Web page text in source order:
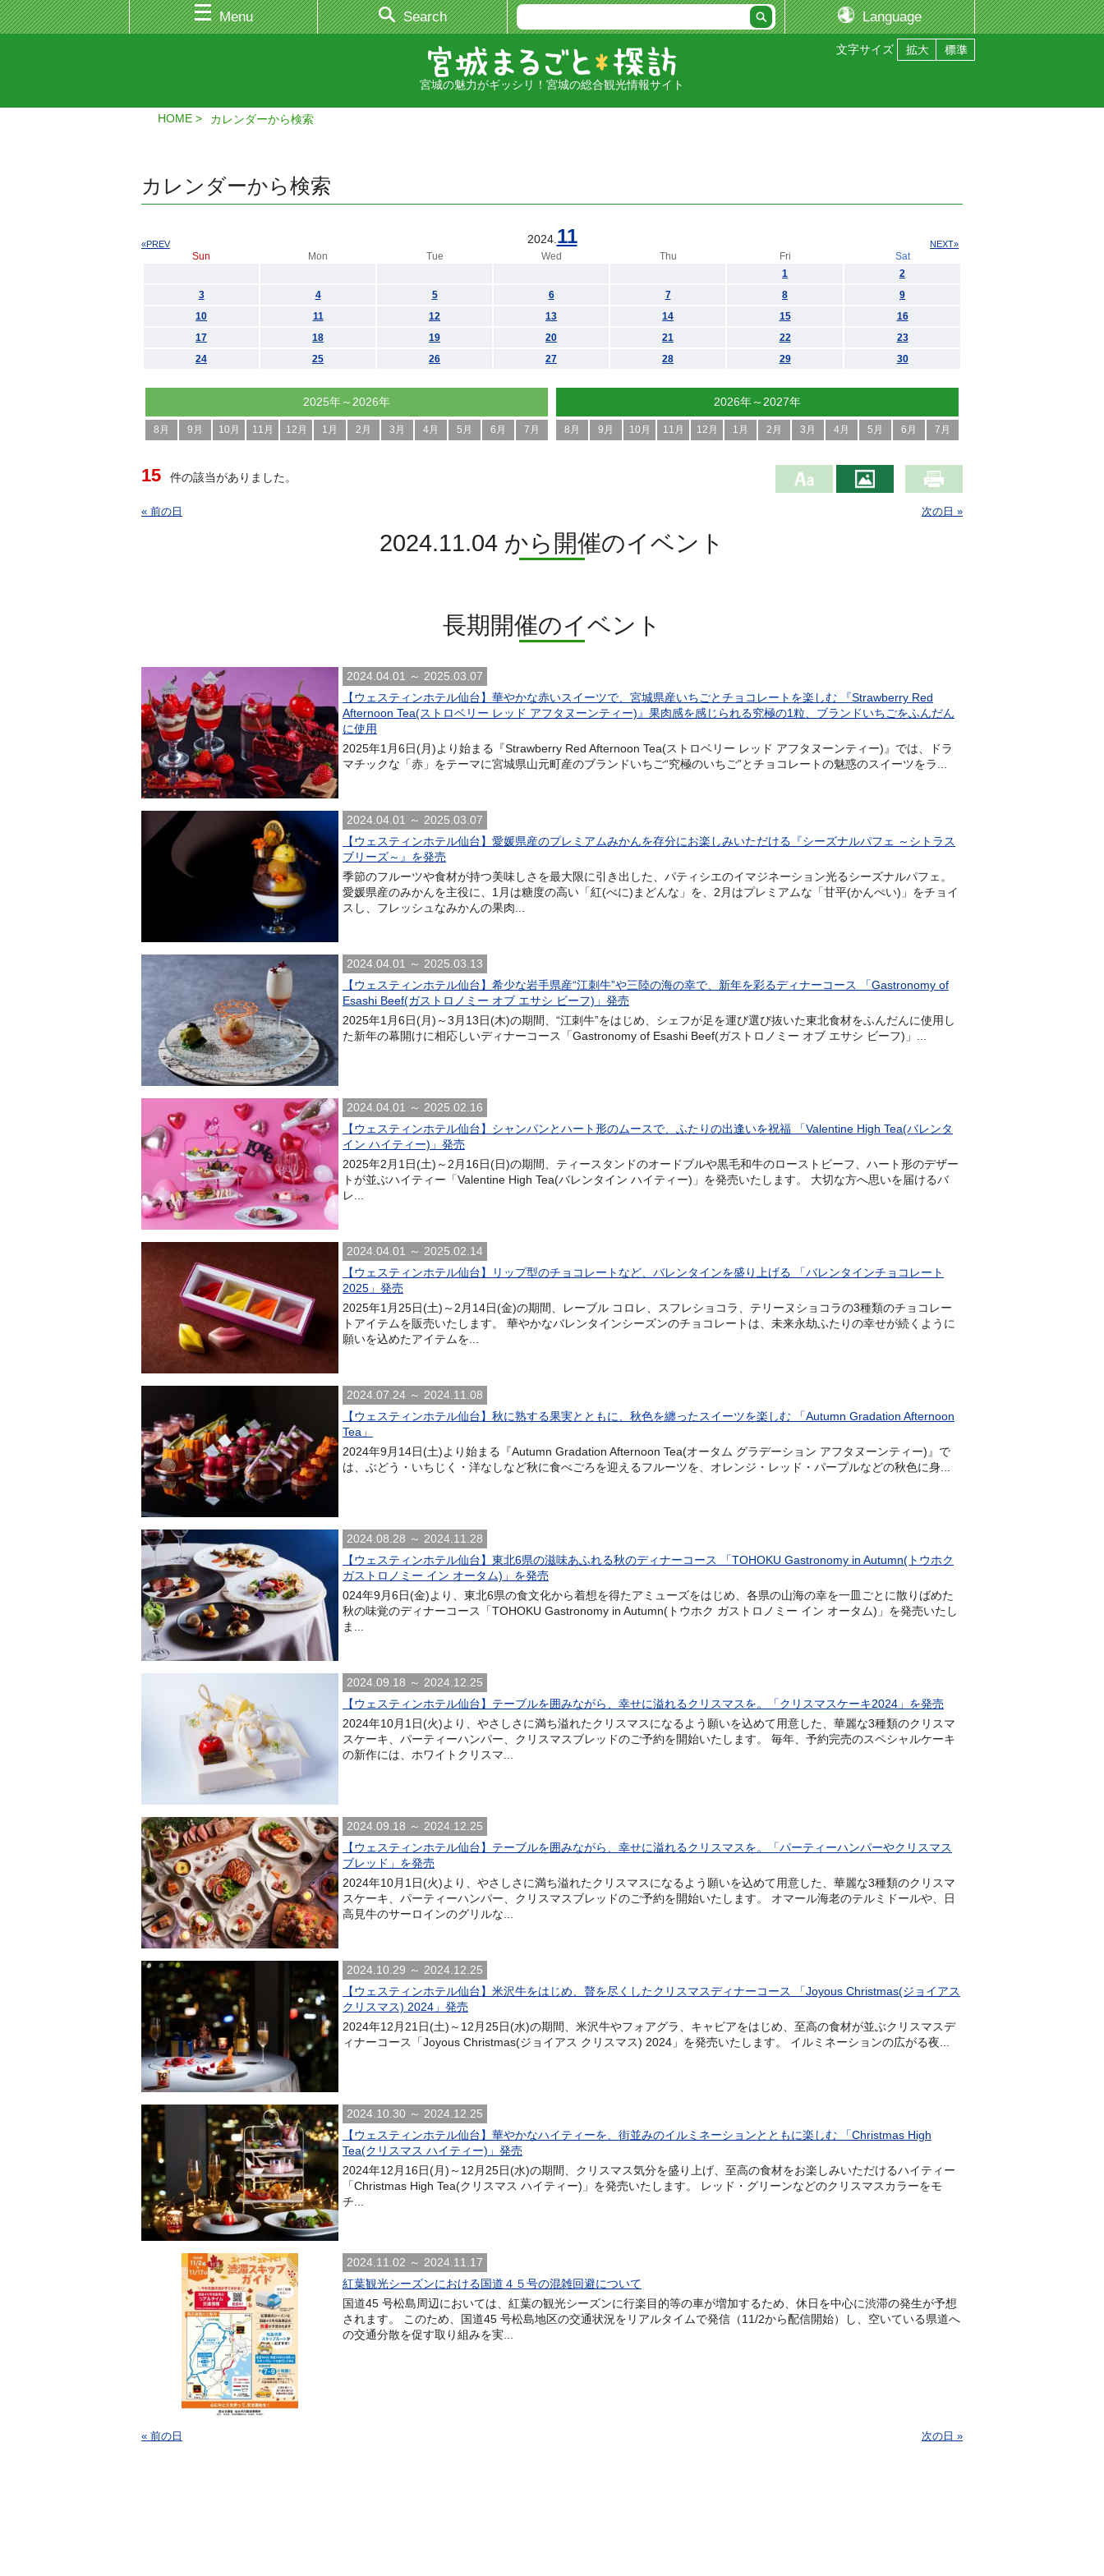
Menu Search Language
文字サイズ
宮城の魅力がギッシリ！宮城の総合観光情報サイト
HOME カレンダーから検索
カレンダーから検索
2024. 11
«PREV NEXT»
Sun Mon Tue Wed Thu Fri
Sat
1
2
3
4 5 6 7 8
9
10
11 12 13 14 15
16
17
18 19 20 21 22
23
24
25 26 27 28 29 30
2025年～2026年
8月 9月 10月 11月 12月 1月 2月 3月 4月 5月 6月 7月
2026年～2027年
8月 9月 10月 11月 12月 1月 2月 3月 4月 5月 6月 7月
15 件の該当がありました。
« 前の日 次の日 »
2024.11.04 から開催のイベント
長期開催のイベント
2024.04.01 ～ 2025.03.07
【ウェスティンホテル仙台】華やかな赤いスイーツで、宮城県産いちごとチョコレートを楽しむ 『Strawberry Red
Afternoon Tea(ストロベリー レッド アフタヌーンティー)』果肉感を感じられる究極の1粒、ブランドいちごをふんだん
に使用
2025年1月6日(月)より始まる『Strawberry Red Afternoon Tea(ストロベリー レッド アフタヌーンティー)』では、ドラ
マチックな「赤」をテーマに宮城県山元町産のブランドいちご“究極のいちご”とチョコレートの魅惑のスイーツをラ...
2024.04.01 ～ 2025.03.07
【ウェスティンホテル仙台】愛媛県産のプレミアムみかんを存分にお楽しみいただける『シーズナルパフェ ～シトラス
ブリーズ～』を発売
季節のフルーツや食材が持つ美味しさを最大限に引き出した、パティシエのイマジネーション光るシーズナルパフェ。
愛媛県産のみかんを主役に、1月は糖度の高い「紅(べに)まどんな」を、2月はプレミアムな「甘平(かんぺい)」をチョイ
スし、フレッシュなみかんの果肉...
2024.04.01 ～ 2025.03.13
【ウェスティンホテル仙台】希少な岩手県産“江刺牛”や三陸の海の幸で、新年を彩るディナーコース 「Gastronomy of
Esashi Beef(ガストロノミー オブ エサシ ビーフ)」発売
2025年1月6日(月)～3月13日(木)の期間、“江刺牛”をはじめ、シェフが足を運び選び抜いた東北食材をふんだんに使用し
た新年の幕開けに相応しいディナーコース「Gastronomy of Esashi Beef(ガストロノミー オブ エサシ ビーフ)」...
2024.04.01 ～ 2025.02.16
【ウェスティンホテル仙台】シャンパンとハート形のムースで、ふたりの出逢いを祝福 「Valentine High Tea(バレンタ
イン ハイティー)」発売
2025年2月1日(土)～2月16日(日)の期間、ティースタンドのオードブルや黒毛和牛のローストビーフ、ハート形のデザー
トが並ぶハイティー「Valentine High Tea(バレンタイン ハイティー)」を発売いたします。 大切な方へ思いを届けるバ
レ...
2024.04.01 ～ 2025.02.14
【ウェスティンホテル仙台】リップ型のチョコレートなど、バレンタインを盛り上げる 「バレンタインチョコレート
2025」発売
2025年1月25日(土)～2月14日(金)の期間、レーブル コロレ、スフレショコラ、テリーヌショコラの3種類のチョコレー
トアイテムを販売いたします。 華やかなバレンタインシーズンのチョコレートは、未来永劫ふたりの幸せが続くように
願いを込めたアイテムを...
2024.07.24 ～ 2024.11.08
【ウェスティンホテル仙台】秋に熟する果実とともに、秋色を纏ったスイーツを楽しむ 「Autumn Gradation Afternoon
Tea」
2024年9月14日(土)より始まる『Autumn Gradation Afternoon Tea(オータム グラデーション アフタヌーンティー)』で
は、ぶどう・いちじく・洋なしなど秋に食べごろを迎えるフルーツを、オレンジ・レッド・パープルなどの秋色に身...
2024.08.28 ～ 2024.11.28
【ウェスティンホテル仙台】東北6県の滋味あふれる秋のディナーコース 「TOHOKU Gastronomy in Autumn(トウホク
ガストロノミー イン オータム)」を発売
024年9月6日(金)より、東北6県の食文化から着想を得たアミューズをはじめ、各県の山海の幸を一皿ごとに散りばめた
秋の味覚のディナーコース「TOHOKU Gastronomy in Autumn(トウホク ガストロノミー イン オータム)」を発売いたし
ま...
2024.09.18 ～ 2024.12.25
【ウェスティンホテル仙台】テーブルを囲みながら、幸せに溢れるクリスマスを。「クリスマスケーキ2024」を発売
2024年10月1日(火)より、やさしさに満ち溢れたクリスマスになるよう願いを込めて用意した、華麗な3種類のクリスマ
スケーキ、パーティーハンパー、クリスマスブレッドのご予約を開始いたします。 毎年、予約完売のスペシャルケーキ
の新作には、ホワイトクリスマ...
2024.09.18 ～ 2024.12.25
【ウェスティンホテル仙台】テーブルを囲みながら、幸せに溢れるクリスマスを。「パーティーハンパーやクリスマス
ブレッド」を発売
2024年10月1日(火)より、やさしさに満ち溢れたクリスマスになるよう願いを込めて用意した、華麗な3種類のクリスマ
スケーキ、パーティーハンパー、クリスマスブレッドのご予約を開始いたします。 オマール海老のテルミドールや、日
高見牛のサーロインのグリルな...
2024.10.29 ～ 2024.12.25
【ウェスティンホテル仙台】米沢牛をはじめ、贅を尽くしたクリスマスディナーコース 「Joyous Christmas(ジョイアス
クリスマス) 2024」発売
2024年12月21日(土)～12月25日(水)の期間、米沢牛やフォアグラ、キャビアをはじめ、至高の食材が並ぶクリスマスデ
ィナーコース「Joyous Christmas(ジョイアス クリスマス) 2024」を発売いたします。 イルミネーションの広がる夜...
2024.10.30 ～ 2024.12.25
【ウェスティンホテル仙台】華やかなハイティーを、街並みのイルミネーションとともに楽しむ 「Christmas High
Tea(クリスマス ハイティー)」発売
2024年12月16日(月)～12月25日(水)の期間、クリスマス気分を盛り上げ、至高の食材をお楽しみいただけるハイティー
「Christmas High Tea(クリスマス ハイティー)」を発売いたします。 レッド・グリーンなどのクリスマスカラーをモ
チ...
2024.11.02 ～ 2024.11.17
紅葉観光シーズンにおける国道４５号の混雑回避について
国道45 号松島周辺においては、紅葉の観光シーズンに行楽目的等の車が増加するため、休日を中心に渋滞の発生が予想
されます。 このため、国道45 号松島地区の交通状況をリアルタイムで発信（11/2から配信開始）し、空いている県道へ
の交通分散を促す取り組みを実...
« 前の日 次の日 »